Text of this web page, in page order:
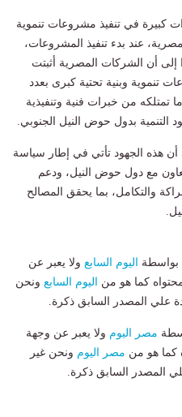
كبيرة في تنفيذ مشروعات تنموية
عند بدء تنفيذ المشروعات،
إلى أن الشركات المصرية أثبتت
تنموية وبنية تحتية كبرى بعدد
تمتلكه من خبرات فنية وتنفيذية
التنمية بدول حوض النيل الجنوبي.
هذه الجهود تأتي في إطار سياسة
مع دول حوض النيل، ودعم
والتكامل، بما يحقق المصالح
بواسطة اليوم السابع ولا يعبر عن
كما هو من اليوم السابع ونحن
علي المصدر السابق ذكرة.
مصر اليوم ولا يعبر عن وجهة
كما هو من مصر اليوم ونحن غير
المصدر السابق ذكرة.